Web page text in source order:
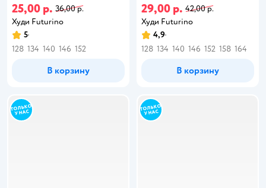
25,00 р. 36,00 р.
Худи Futurino
5
128 134 140 146 152
В корзину
29,00 р. 42,00 р.
Худи Futurino
4,9
128 134 140 146 152 158 164
В корзину